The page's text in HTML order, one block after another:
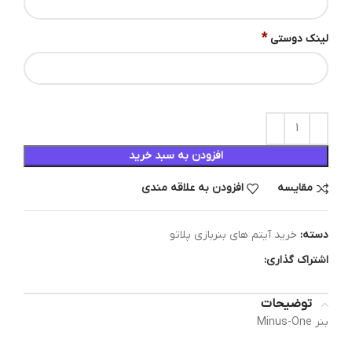
لینک دوستی *
افزودن به سبد خرید
مقایسه افزودن به علاقه مندی
دسته: خرید آیتم های بنربازی پلاتو
اشتراک گذاری:
توضیحات
بنر Minus-One